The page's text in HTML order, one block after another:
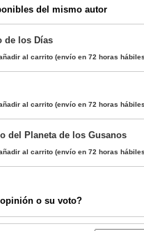
del mismo autor
de los Días
al carrito (envío en 72 horas
al carrito (envío en 72 horas
del Planeta de los Gusanos
al carrito (envío en 72 horas
o su voto?